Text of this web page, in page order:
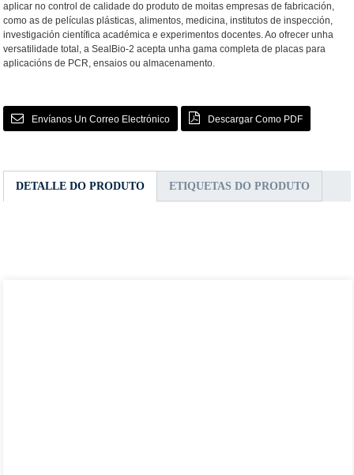
aplicar no control de calidade do produto de moitas empresas de fabricación,
como as de películas plásticas, alimentos, medicina, institutos de inspección,
investigación científica académica e experimentos docentes. Ao ofrecer unha
versatilidade total, a SealBio-2 acepta unha gama completa de placas para
aplicacións de PCR, ensaios ou almacenamento.
Envíanos Un Correo Electrónico Descargar Como PDF
DETALLE DO PRODUTO ETIQUETAS DO PRODUTO